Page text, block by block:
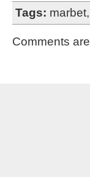
Tags: marbet,
Comments